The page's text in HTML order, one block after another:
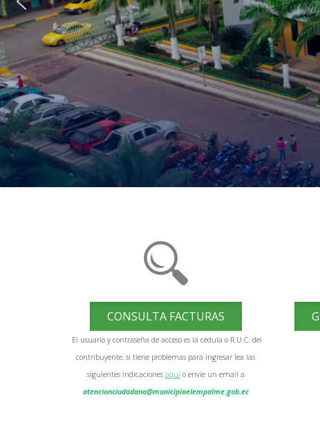
CONSULTA FACTURAS
El usuario y contraseña de acceso es la cédula o R.U.C. del
contribuyente, si tiene problemas para ingresar lea las
siguientes indicaciones aquío envíe un email a
atencionciudadana@municipioelempalme.gob.ec